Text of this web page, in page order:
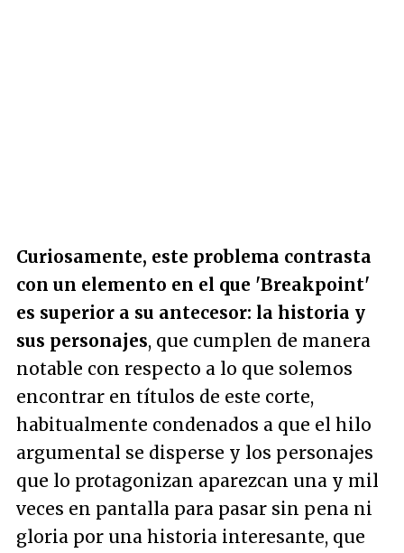
Curiosamente, este problema contrasta
con un elemento en el que 'Breakpoint'
es superior a su antecesor: la historia y
sus personajes, que cumplen de manera
notable con respecto a lo que solemos
encontrar en títulos de este corte,
habitualmente condenados a que el hilo
argumental se disperse y los personajes
que lo protagonizan aparezcan una y mil
veces en pantalla para pasar sin pena ni
gloria por una historia interesante, que